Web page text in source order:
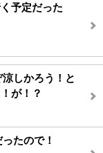
予定だった
しかろう！と
が！？
たので！